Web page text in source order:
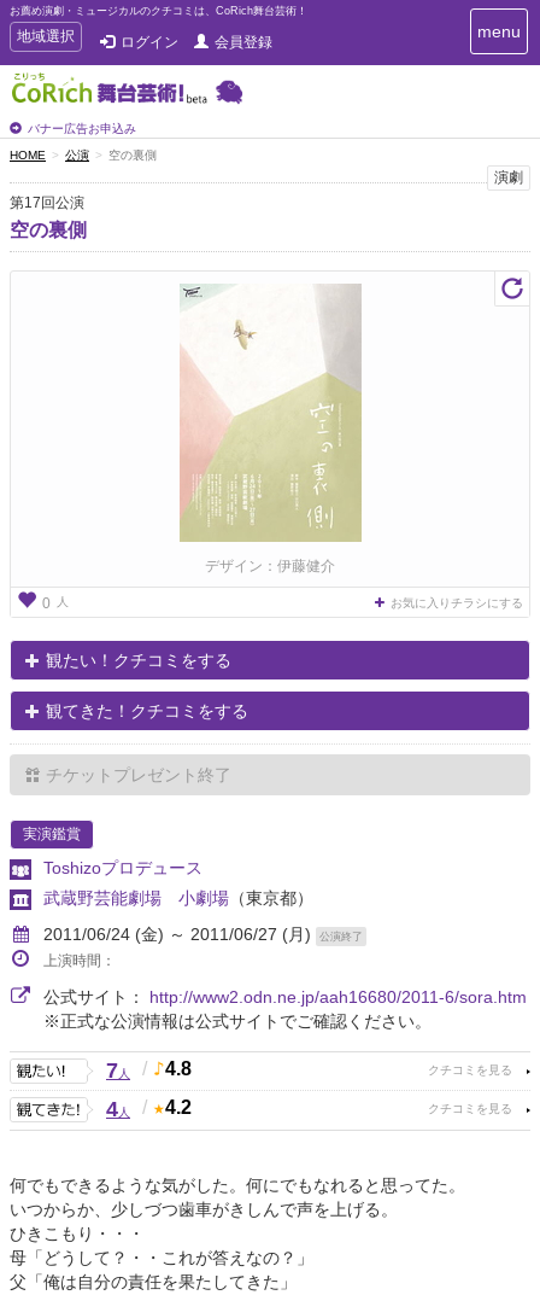
お薦め演劇・ミュージカルのクチコミは、CoRich舞台芸術！
T
o
g
g
e
n
a
v
i
g
地域選択 ログイン 会員登録
バナー広告お申込み
T
o
i
g
menu
HOME 公演 空の裏側
演劇
第17回公演
空の裏側
デザイン：伊藤健介
0 人 お気に入りチラシにする
観たい！クチコミをする
観てきた！クチコミをする
チケットプレゼント終了
実演鑑賞
Toshizoプロデュース
武蔵野芸能劇場 小劇場 （東京都）
2011/06/24 (金) ～ 2011/06/27 (月)
公演終了
上演時間：
公式サイト： http://www2.odn.ne.jp/aah16680/2011-6/sora.htm
※正式な公演情報は公式サイトでご確認ください。
7人 / 4.8
4人 / 4.2
何でもできるような気がした。何にでもなれると思ってた。
いつからか、少しづつ歯車がきしんで声を上げる。
ひきこもり・・・
母「どうして？・・これが答えなの？」
父「俺は自分の責任を果たしてきた」